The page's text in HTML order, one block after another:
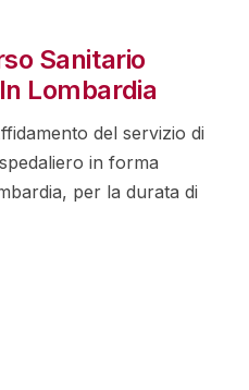
Sanitario
Lombardia
del servizio di
in forma
per la durata di